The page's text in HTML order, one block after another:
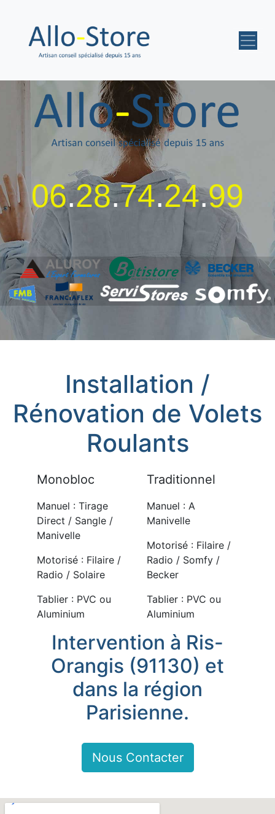
06.28.74.24.99
Installation /
Rénovation de Volets
Roulants
Monobloc
Manuel : Tirage
Direct / Sangle /
Manivelle
Motorisé : Filaire /
Radio / Solaire
Tablier : PVC ou
Aluminium
Traditionnel
Manuel : A
Manivelle
Motorisé : Filaire /
Radio / Somfy /
Becker
Tablier : PVC ou
Aluminium
Intervention à Ris-
Orangis (91130) et
dans la région
Parisienne.
Nous Contacter